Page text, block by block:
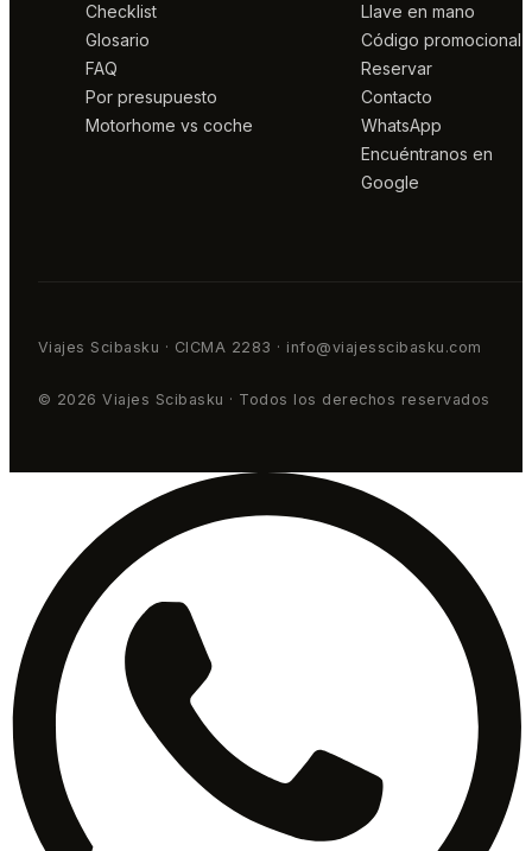
Checklist
Glosario
FAQ
Por presupuesto
Motorhome vs coche
Llave en mano
Código promocional
Reservar
Contacto
WhatsApp
Encuéntranos en
Google
Viajes Scibasku · CICMA 2283 · info@viajesscibasku.com
© 2026 Viajes Scibasku · Todos los derechos reservados